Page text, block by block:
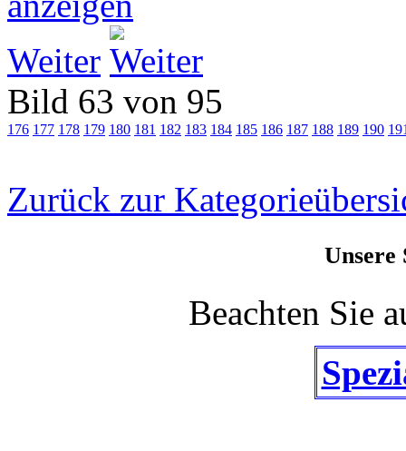
Weiter
Bild 63 von 95
176 177 178 179 180 181 182 183 184 185 186 187 188 189 190
Zurück zur
Unsere
Beachten Sie